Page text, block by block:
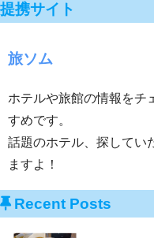
提携サイト
旅ソム
ホテルや旅館の情報をチ
すめです。
話題のホテル、探してい
ますよ！
Recent Posts